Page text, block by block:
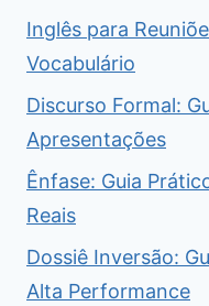
Inglês para
Vocabulário
Discurso Formal:
Apresentações
Ênfase: Guia
Reais
Dossiê Inversão:
Alta Performance